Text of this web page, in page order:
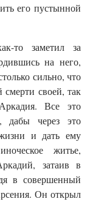
его пустынной
то заметил за
на него,
сильно, что
своей, так
Все это
через это
и дать ему
житье,
затаив в
в совершенный
Он открыл